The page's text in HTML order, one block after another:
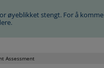
øyeblikket stengt. For å
Assessment